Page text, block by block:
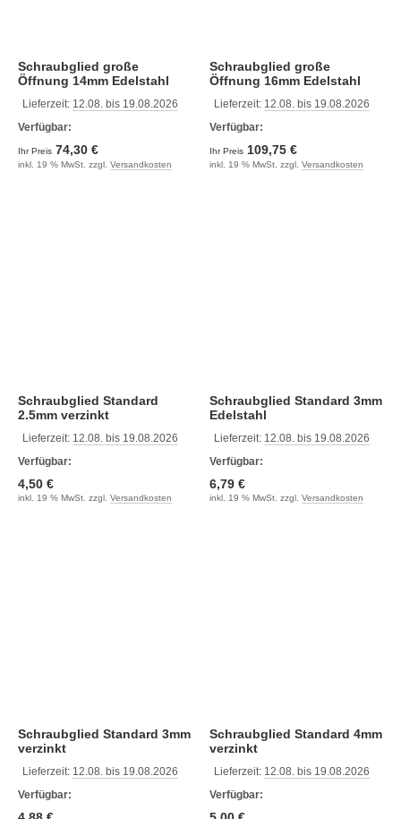
Schraubglied große
Öffnung 14mm Edelstahl
Lieferzeit: 12.08. bis 19.08.2026
Verfügbar:
Ihr Preis 74,30 €
inkl. 19 % MwSt. zzgl. Versandkosten
Schraubglied große
Öffnung 16mm Edelstahl
Lieferzeit: 12.08. bis 19.08.2026
Verfügbar:
Ihr Preis 109,75 €
inkl. 19 % MwSt. zzgl. Versandkosten
Schraubglied Standard
2.5mm verzinkt
Lieferzeit: 12.08. bis 19.08.2026
Verfügbar:
4,50 €
inkl. 19 % MwSt. zzgl. Versandkosten
Schraubglied Standard 3mm
Edelstahl
Lieferzeit: 12.08. bis 19.08.2026
Verfügbar:
6,79 €
inkl. 19 % MwSt. zzgl. Versandkosten
Schraubglied Standard 3mm
verzinkt
Lieferzeit: 12.08. bis 19.08.2026
Verfügbar:
Schraubglied Standard 4mm
verzinkt
Lieferzeit: 12.08. bis 19.08.2026
Verfügbar: